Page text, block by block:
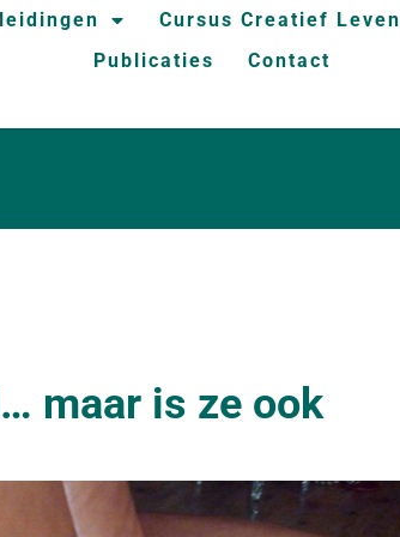
Cursus Creatief Leven
Publicaties
Contact
maar is ze ook